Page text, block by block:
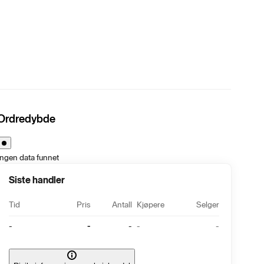
data funnet
Siste handler
Tid Pris Antall Kjøpere Selger
- - - - -